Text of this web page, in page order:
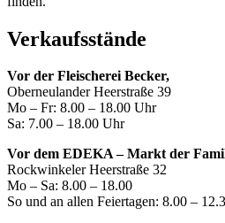
Verkaufsstände
Vor der Fleischerei Becker,
Oberneulander Heerstraße 39
Mo – Fr: 8.00 – 18.00 Uhr
Sa: 7.00 – 18.00 Uhr
Vor dem EDEKA – Markt der
Rockwinkeler Heerstraße 32
Mo – Sa: 8.00 – 18.00
So und an allen Feiertagen: 8.00 –